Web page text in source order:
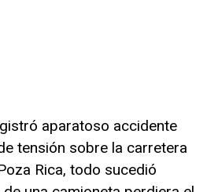
aparatoso accidente
tensión sobre la carretera
Rica, todo sucedió